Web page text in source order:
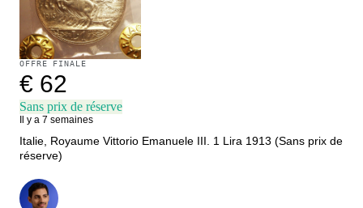
OFFRE FINALE
€ 62
Sans prix de réserve
Il y a 7 semaines
Italie, Royaume Vittorio Emanuele III. 1 Lira 1913 (Sans prix de
réserve)